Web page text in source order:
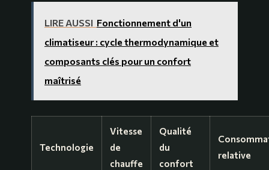
LIRE AUSSI Fonctionnement d'un
climatiseur : cycle thermodynamique et
composants clés pour un confort
maîtrisé
Technologie
Vitesse
de
chauffe
Qualité
du
confort
relative